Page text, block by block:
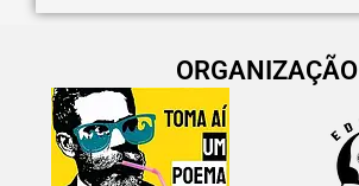
ORGANIZAÇÃO